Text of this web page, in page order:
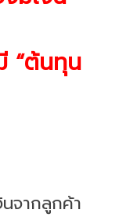
“ต้นทุน
จากลูกค้า